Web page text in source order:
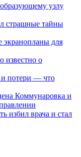
узлу
страшные тайны
экранопланы для
известно о
потери — что
Коммунаровка и
избил врача и стал